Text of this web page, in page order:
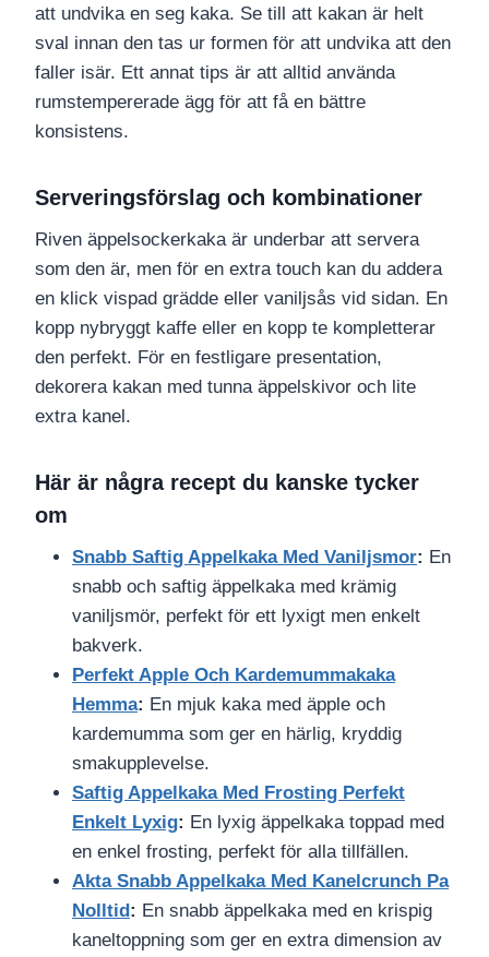
att undvika en seg kaka. Se till att kakan är helt
sval innan den tas ur formen för att undvika att den
faller isär. Ett annat tips är att alltid använda
rumstempererade ägg för att få en bättre
konsistens.
Serveringsförslag och kombinationer
Riven äppelsockerkaka är underbar att servera
som den är, men för en extra touch kan du addera
en klick vispad grädde eller vaniljsås vid sidan. En
kopp nybryggt kaffe eller en kopp te kompletterar
den perfekt. För en festligare presentation,
dekorera kakan med tunna äppelskivor och lite
extra kanel.
Här är några recept du kanske tycker
om
Snabb Saftig Appelkaka Med Vaniljsmor: En
snabb och saftig äppelkaka med krämig
vaniljsmör, perfekt för ett lyxigt men enkelt
bakverk.
Perfekt Apple Och Kardemummakaka
Hemma: En mjuk kaka med äpple och
kardemumma som ger en härlig, kryddig
smakupplevelse.
Saftig Appelkaka Med Frosting Perfekt
Enkelt Lyxig: En lyxig äppelkaka toppad med
en enkel frosting, perfekt för alla tillfällen.
Akta Snabb Appelkaka Med Kanelcrunch Pa
Nolltid: En snabb äppelkaka med en krispig
kaneltoppning som ger en extra dimension av